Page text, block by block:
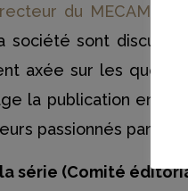
du MECAM , la
société sont
axée sur les
la publication en
passionnés par le
série (Comité